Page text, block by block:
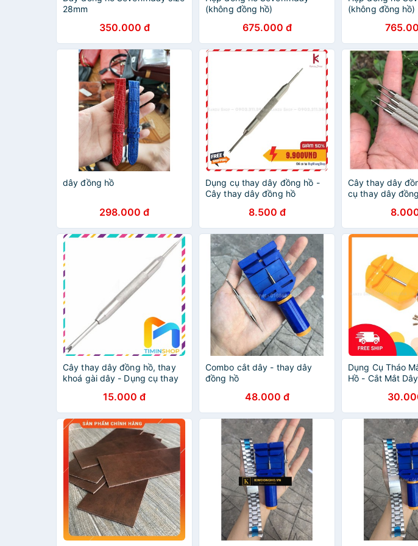
28mm
350.000 đ
(không đồng hồ)
675.000 đ
(không đồng hồ)
dây đồng hồ
298.000 đ
Dụng cụ thay dây đồng hồ -
Cây thay dây đồng hồ
8.500 đ
Cây thay dây
cụ thay dây
Cây thay dây đồng hồ, thay
khoá gài dây - Dụng cụ thay
15.000 đ
Combo cắt dây - thay dây
đồng hồ
48.000 đ
Dụng Cụ Tháo
Hồ - Cắt Mắt